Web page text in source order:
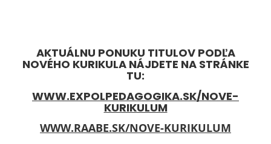
AKTUÁLNU PONUKU TITULOV PODĽA
NOVÉHO KURIKULA NÁJDETE NA STRÁNKE
TU:
WWW.EXPOLPEDAGOGIKA.SK/NOVE-
KURIKULUM
WWW.RAABE.SK/NOVE-KURIKULUM